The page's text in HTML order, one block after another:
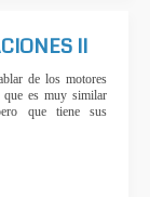
II
de los motores
que es muy similar
que tiene sus